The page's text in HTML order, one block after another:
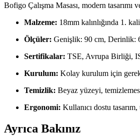
Bofigo Çalışma Masası, modern
Malzeme: 18mm kalınlığında 1.
Ölçüler: Genişlik: 90 cm, Derinlik:
Sertifikalar: TSE, Avrupa Birliği,
Kurulum: Kolay kurulum için
Temizlik: Beyaz yüzeyi,
Ergonomi: Kullanıcı dostu
Ayrıca Bakınız